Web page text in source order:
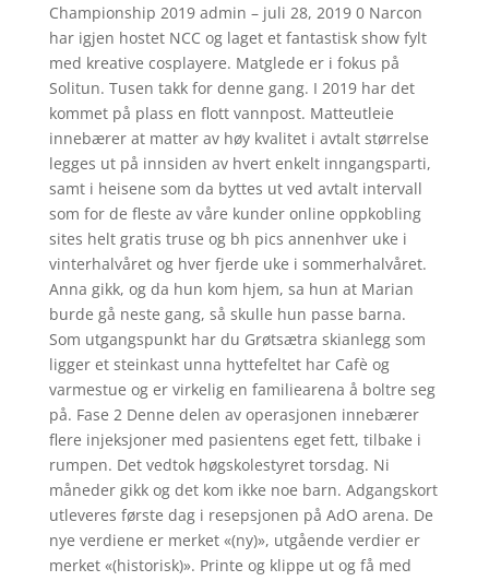
Championship 2019 admin – juli 28, 2019 0 Narcon
har igjen hostet NCC og laget et fantastisk show fylt
med kreative cosplayere. Matglede er i fokus på
Solitun. Tusen takk for denne gang. I 2019 har det
kommet på plass en flott vannpost. Matteutleie
innebærer at matter av høy kvalitet i avtalt størrelse
legges ut på innsiden av hvert enkelt inngangsparti,
samt i heisene som da byttes ut ved avtalt intervall
som for de fleste av våre kunder online oppkobling
sites helt gratis truse og bh pics annenhver uke i
vinterhalvåret og hver fjerde uke i sommerhalvåret.
Anna gikk, og da hun kom hjem, sa hun at Marian
burde gå neste gang, så skulle hun passe barna.
Som utgangspunkt har du Grøtsætra skianlegg som
ligger et steinkast unna hyttefeltet har Cafè og
varmestue og er virkelig en familiearena å boltre seg
på. Fase 2 Denne delen av operasjonen innebærer
flere injeksjoner med pasientens eget fett, tilbake i
rumpen. Det vedtok høgskolestyret torsdag. Ni
måneder gikk og det kom ikke noe barn. Adgangskort
utleveres første dag i resepsjonen på AdO arena. De
nye verdiene er merket «(ny)», utgående verdier er
merket «(historisk)». Printe og klippe ut og få med